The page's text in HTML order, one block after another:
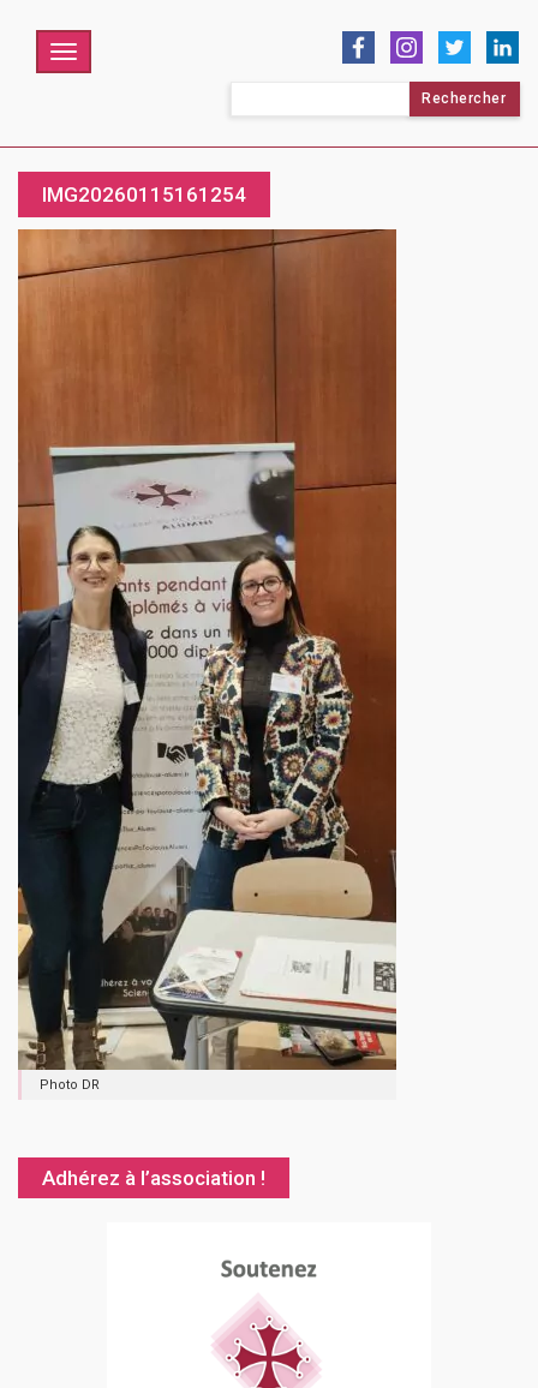
Menu
IMG20260115161254
Photo DR
Adhérez à l’association !